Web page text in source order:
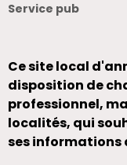
Service pub
Ce site local
disposition de
professionnel,
localités, qui
ses informations